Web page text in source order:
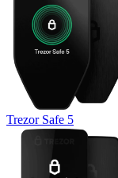
Trezor Safe 5